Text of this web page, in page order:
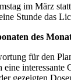
im März
Stunde das
des
für den
eine
gezeigten